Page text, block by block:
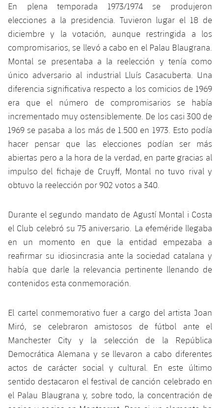
En plena temporada 1973/1974 se produjeron
elecciones a la presidencia. Tuvieron lugar el 18 de
diciembre y la votación, aunque restringida a los
compromisarios, se llevó a cabo en el Palau Blaugrana.
Montal se presentaba a la reelección y tenía como
único adversario al industrial Lluís Casacuberta. Una
diferencia significativa respecto a los comicios de 1969
era que el número de compromisarios se había
incrementado muy ostensiblemente. De los casi 300 de
1969 se pasaba a los más de 1.500 en 1973. Esto podía
hacer pensar que las elecciones podían ser más
abiertas pero a la hora de la verdad, en parte gracias al
impulso del fichaje de Cruyff, Montal no tuvo rival y
obtuvo la reelección por 902 votos a 340.
Durante el segundo mandato de Agustí Montal i Costa
el Club celebró su 75 aniversario. La efeméride llegaba
en un momento en que la entidad empezaba a
reafirmar su idiosincrasia ante la sociedad catalana y
había que darle la relevancia pertinente llenando de
contenidos esta conmemoración.
El cartel conmemorativo fuer a cargo del artista Joan
Miró, se celebraron amistosos de fútbol ante el
Manchester City y la selección de la República
Democrática Alemana y se llevaron a cabo diferentes
actos de carácter social y cultural. En este último
sentido destacaron el festival de canción celebrado en
el Palau Blaugrana y, sobre todo, la concentración de